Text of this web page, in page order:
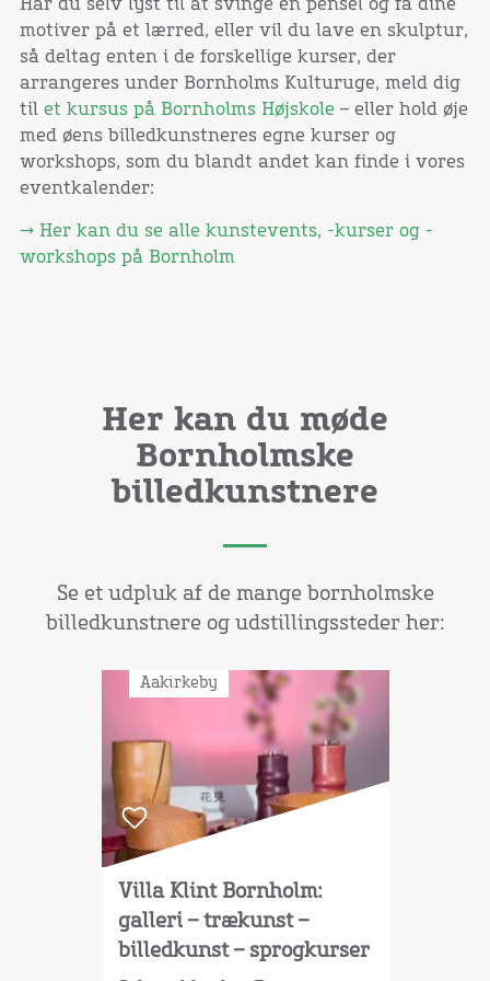
Har du selv lyst til at svinge en pensel og få dine
motiver på et lærred, eller vil du lave en skulptur,
så deltag enten i de forskellige kurser, der
arrangeres under Bornholms Kulturuge, meld dig
til et kursus på Bornholms Højskole– eller hold øje
med øens billedkunstneres egne kurser og
workshops, som du blandt andet kan finde i vores
eventkalender:
→ Her kan du se alle kunstevents, -kurser og -
workshops på Bornholm
Her kan du møde
Bornholmske
billedkunstnere
Se et udpluk af de mange bornholmske
billedkunstnere og udstillingssteder her:
Aakirkeby
Villa Klint Bornholm:
galleri – trækunst –
billedkunst – sprogkurser